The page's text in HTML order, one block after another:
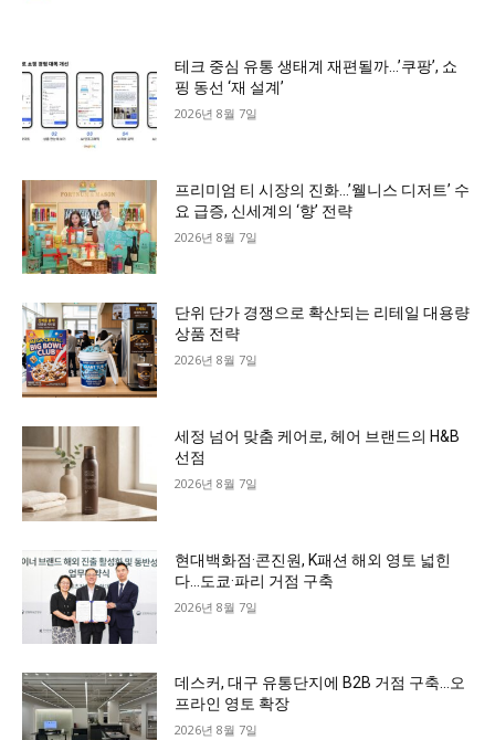
테크 중심 유통 생태계 재편될까…’쿠팡’, 쇼
핑 동선 ‘재 설계’
2026년 8월 7일
프리미엄 티 시장의 진화…’웰니스 디저트’ 수
요 급증, 신세계의 ‘향’ 전략
2026년 8월 7일
단위 단가 경쟁으로 확산되는 리테일 대용량
상품 전략
2026년 8월 7일
세정 넘어 맞춤 케어로, 헤어 브랜드의 H&B
선점
2026년 8월 7일
현대백화점·콘진원, K패션 해외 영토 넓힌
다…도쿄·파리 거점 구축
2026년 8월 7일
데스커, 대구 유통단지에 B2B 거점 구축…오
프라인 영토 확장
2026년 8월 7일